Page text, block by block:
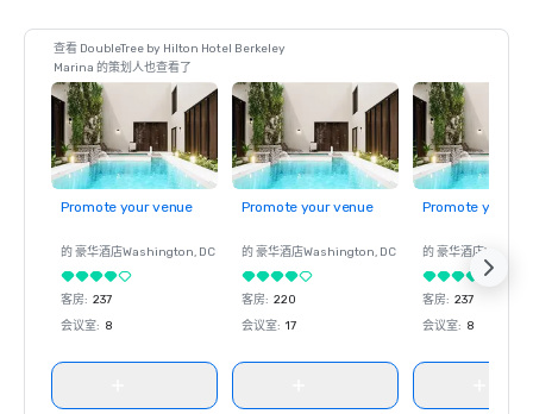
查看 DoubleTree by Hilton Hotel Berkeley
Marina 的策划人也查看了
Promote your venue
的 豪华酒店Washington, DC
客房: 237
会议室: 8
Promote your venue
的 豪华酒店Washington, DC
客房: 220
会议室: 17
Promote your
的 豪华酒店
客房: 237
会议室: 8